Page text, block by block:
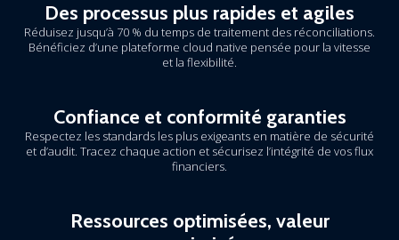
Des processus plus rapides et agiles
Réduisez jusqu’à 70 % du temps de traitement des réconciliations.
Bénéficiez d’une plateforme cloud native pensée pour la vitesse
et la flexibilité.
Confiance et conformité garanties
Respectez les standards les plus exigeants en matière de sécurité
et d’audit. Tracez chaque action et sécurisez l’intégrité de vos flux
financiers.
Ressources optimisées, valeur